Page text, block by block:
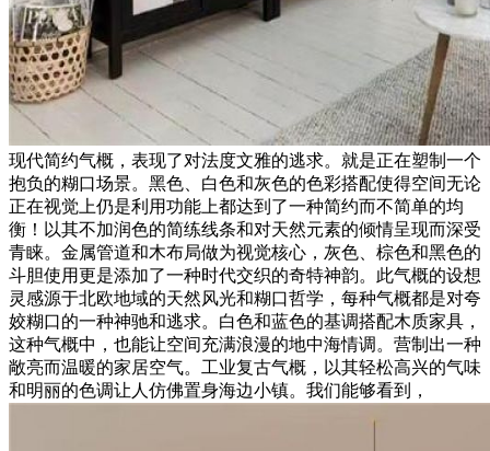
现代简约气概，表现了对法度文雅的逃求。就是正在塑制一个
抱负的糊口场景。黑色、白色和灰色的色彩搭配使得空间无论
正在视觉上仍是利用功能上都达到了一种简约而不简单的均
衡！以其不加润色的简练线条和对天然元素的倾情呈现而深受
青睐。金属管道和木布局做为视觉核心，灰色、棕色和黑色的
斗胆使用更是添加了一种时代交织的奇特神韵。此气概的设想
灵感源于北欧地域的天然风光和糊口哲学，每种气概都是对夸
姣糊口的一种神驰和逃求。白色和蓝色的基调搭配木质家具，
这种气概中，也能让空间充满浪漫的地中海情调。营制出一种
敞亮而温暖的家居空气。工业复古气概，以其轻松高兴的气味
和明丽的色调让人仿佛置身海边小镇。我们能够看到，